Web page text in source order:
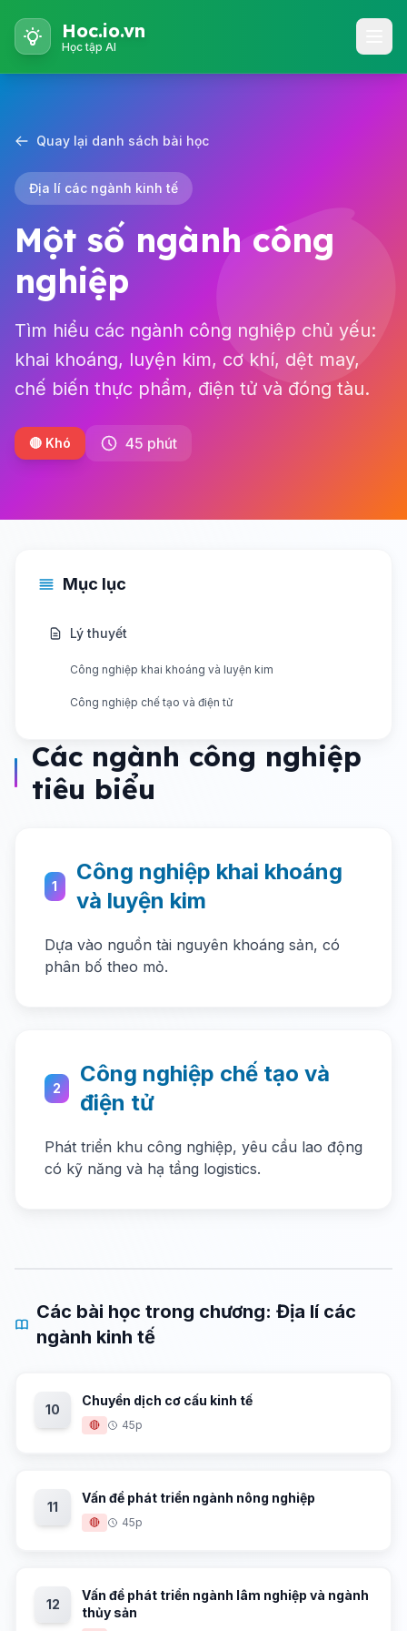
Hoc.io.vn
Học tập AI
Quay lại danh sách bài học
Địa lí các ngành kinh tế
Một số ngành công
nghiệp
Tìm hiểu các ngành công nghiệp chủ yếu:
khai khoáng, luyện kim, cơ khí, dệt may,
chế biến thực phẩm, điện tử và đóng tàu.
🔴 Khó 45 phút
Mục lục
Lý thuyết
Công nghiệp khai khoáng và luyện kim
Công nghiệp chế tạo và điện tử
Các ngành công nghiệp
tiêu biểu
1
Công nghiệp khai khoáng
và luyện kim
Dựa vào nguồn tài nguyên khoáng sản, có
phân bố theo mỏ.
2
Công nghiệp chế tạo và
điện tử
Phát triển khu công nghiệp, yêu cầu lao động
có kỹ năng và hạ tầng logistics.
Các bài học trong chương: Địa lí các
ngành kinh tế
10
Chuyển dịch cơ cấu kinh tế
🔴 45p
11
Vấn đề phát triển ngành nông nghiệp
🔴 45p
12
Vấn đề phát triển ngành lâm nghiệp và ngành
thủy sản